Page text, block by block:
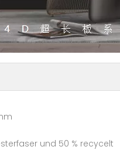
und 50 % recycelt